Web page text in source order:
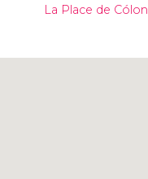
La Place de Cólon